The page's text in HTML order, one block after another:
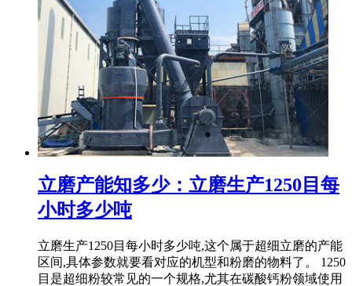
立磨产能知多少：立磨生产1250目每
小时多少吨
立磨生产1250目每小时多少吨,这个属于超细立磨的产能
区间,具体参数就要看对应的机型和粉磨的物料了。 1250
目是超细粉较常见的一个规格,尤其在碳酸钙粉领域使用